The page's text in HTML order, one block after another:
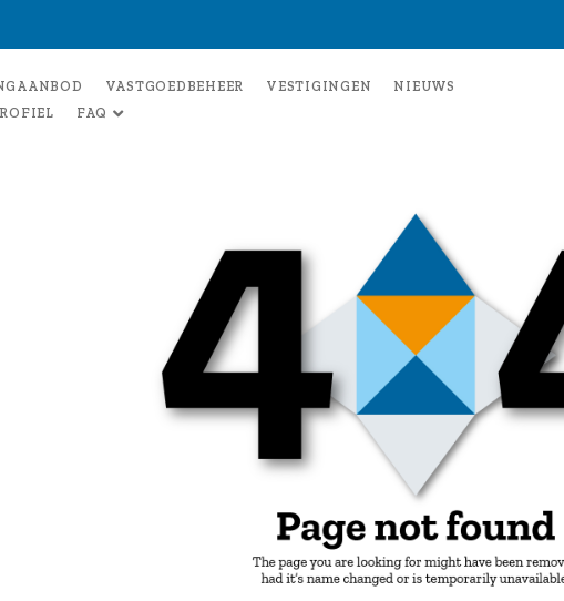
VASTGOEDBEHEER VESTIGINGEN
NIEUWS
FAQ